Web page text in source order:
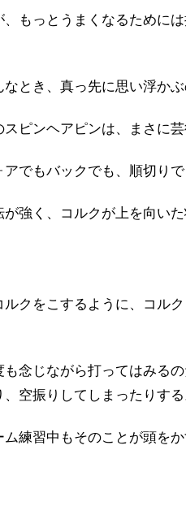
、もっとうまくなるためには
なとき、真っ先に思い浮か
スピンヘアピンは、まさに芸
アでもバックでも、順切り
が強く、コルクが上を向い
ルクをこするように、コル
も念じながら打ってはみる
、空振りしてしまったりする
ム練習中もそのことが頭を